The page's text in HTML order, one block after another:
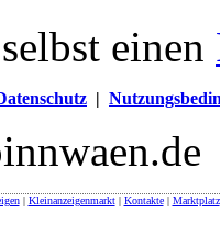
einen
|
| Kleinanzeigenmarkt| Kontakte| Marktplatz